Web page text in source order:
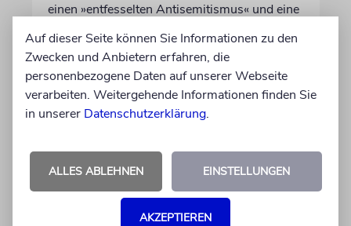
einen »entfesselten Antisemitismus« und eine
06.08.2026
Auf dieser Seite können Sie Informationen zu den
Zwecken und Anbietern erfahren, die
personenbezogene Daten auf unserer Webseite
verarbeiten. Weitergehende Informationen finden Sie
in unserer Datenschutzerklärung.
ALLES ABLEHNEN EINSTELLUNGEN
AKZEPTIEREN